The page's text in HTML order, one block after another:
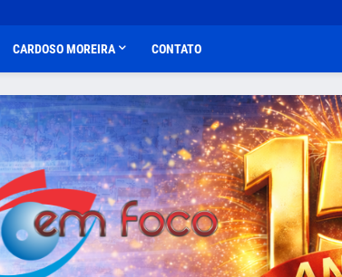
CARDOSO MOREIRA CONTATO